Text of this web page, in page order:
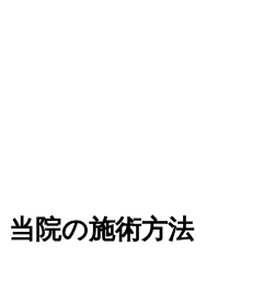
当院の施術方法